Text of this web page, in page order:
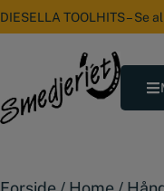
Hop
DIESELLA TOOLHITS – Se